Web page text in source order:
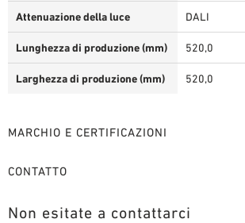
Attenuazione della luce DALI
Lunghezza di produzione (mm) 520,0
Larghezza di produzione (mm) 520,0
MARCHIO E CERTIFICAZIONI
CONTATTO
Non esitate a contattarci